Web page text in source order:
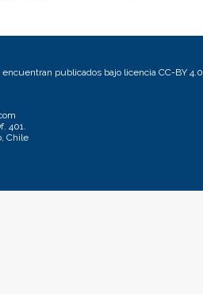
encuentran publicados bajo licencia CC-BY 4.0
401.
Chile